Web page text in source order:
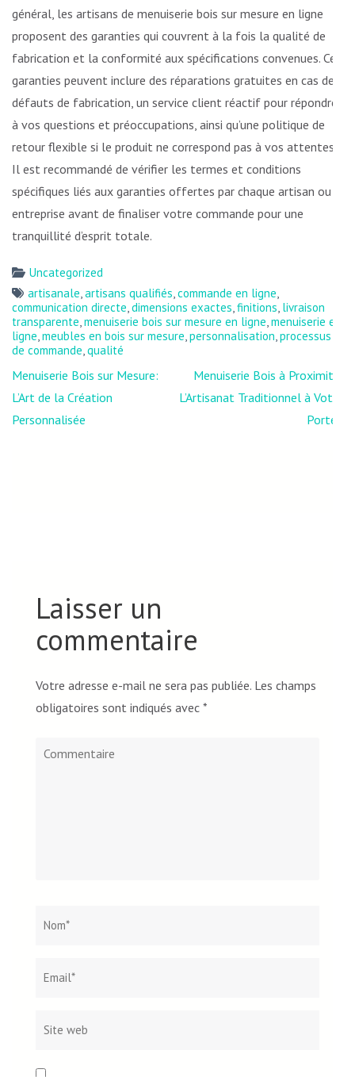
général, les artisans de menuiserie bois sur mesure en ligne
proposent des garanties qui couvrent à la fois la qualité de
fabrication et la conformité aux spécifications convenues. Ces
garanties peuvent inclure des réparations gratuites en cas de
défauts de fabrication, un service client réactif pour répondre
à vos questions et préoccupations, ainsi qu’une politique de
retour flexible si le produit ne correspond pas à vos attentes.
Il est recommandé de vérifier les termes et conditions
spécifiques liés aux garanties offertes par chaque artisan ou
entreprise avant de finaliser votre commande pour une
tranquillité d’esprit totale.
Uncategorized
artisanale,artisans qualifiés,commande en ligne,
communication directe,dimensions exactes,finitions, livraison
transparente,menuiserie bois sur mesure en ligne,menuiserie en
ligne,meubles en bois sur mesure,personnalisation,processus
de commande,qualité
Navigation
de
l’article
Menuiserie Bois sur Mesure:
L’Art de la Création
Personnalisée
Menuiserie Bois à Proximité:
L’Artisanat Traditionnel à Votre
Portée
Laisser un
commentaire
Votre adresse e-mail ne sera pas publiée. Les champs
obligatoires sont indiqués avec *
Commentaire